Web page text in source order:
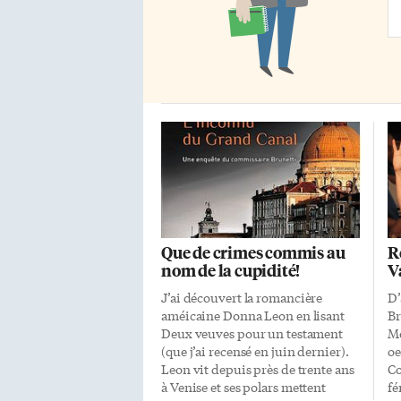
Que de crimes commis au
nom de la cupidité!
J’ai découvert la romancière
améicaine Donna Leon en lisant
Deux veuves pour un testament
(que j’ai recensé en juin dernier).
Leon vit depuis près de trente ans
à Venise et ses polars mettent